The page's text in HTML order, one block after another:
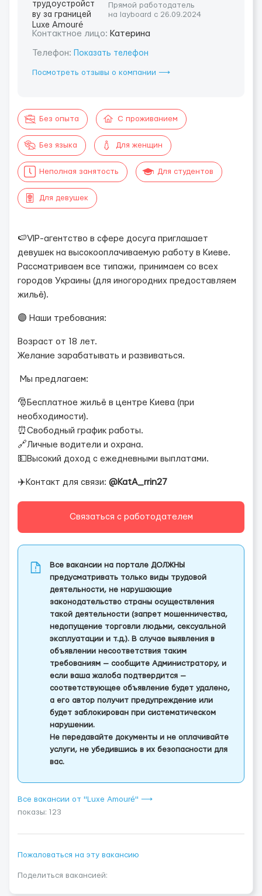
Прямой работодатель
на layboard с 26.09.2024
Контактное лицо: Катерина
Телефон: Показать телефон
Посмотреть отзывы о компании ⟶
Без опыта С проживанием
Без языка Для женщин
Неполная занятость Для студентов
Для девушек
🍉VIP-агентство в сфере досуга приглашает
девушек на высокооплачиваемую работу в Киеве.
Рассматриваем все типажи, принимаем со всех
городов Украины (для иногородних предоставляем
жильё).
🟣 Наши требования:
Возраст от 18 лет.
Желание зарабатывать и развиваться.
Мы предлагаем:
🎅Бесплатное жильё в центре Киева (при
необходимости).
⏰Свободный график работы.
🔗Личные водители и охрана.
💵Высокий доход с ежедневными выплатами.
✈️Контакт для связи: @KatA_rrin27
Связаться с работодателем
Все вакансии на портале ДОЛЖНЫ
предусматривать только виды трудовой
деятельности, не нарушающие
законодательство страны осуществления
такой деятельности (запрет мошенничества,
недопущение торговли людьми, сексуальной
эксплуатации и т.д.). В случае выявления в
объявлении несоответствия таким
требованиям — сообщите Администратору, и
если ваша жалоба подтвердится —
соответствующее объявление будет удалено,
а его автор получит предупреждение или
будет заблокирован при систематическом
нарушении.
Не передавайте документы и не оплачивайте
услуги, не убедившись в их безопасности для
вас.
Все вакансии от "Luxe Amouré" ⟶
показы: 123
Пожаловаться на эту вакансию
Поделиться вакансией: